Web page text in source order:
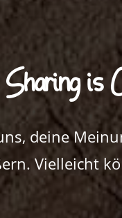
Sharing is
deine
Vielleicht